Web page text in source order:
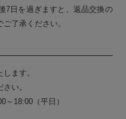
7日を過ぎますと、返品交換の
了承ください。
ます。
い。
18:00（平日）